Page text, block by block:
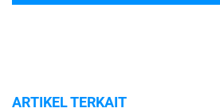
ARTIKEL TERKAIT